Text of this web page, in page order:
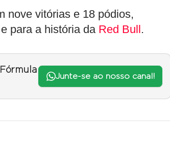
nove vitórias e 18 pódios,
para a história da Red Bull.
Junte-se ao nosso canal!